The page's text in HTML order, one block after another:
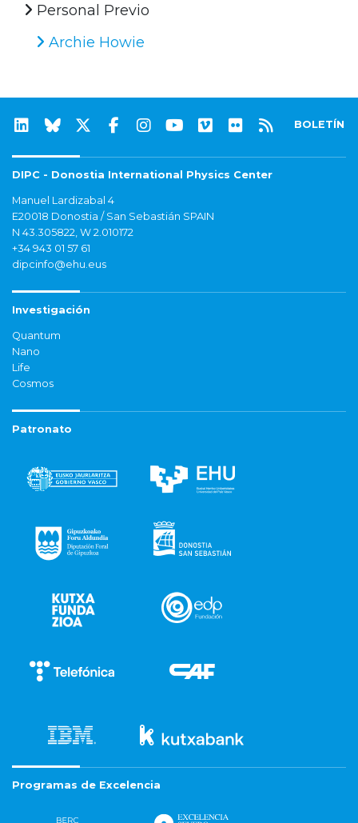
Personal Previo
Archie Howie
BOLETÍN
DIPC - Donostia International Physics Center
Manuel Lardizabal 4
E20018 Donostia / San Sebastián SPAIN
N 43.305822, W 2.010172
+34 943 01 57 61
dipcinfo@ehu.eus
Investigación
Quantum
Nano
Life
Cosmos
Patronato
Programas de Excelencia